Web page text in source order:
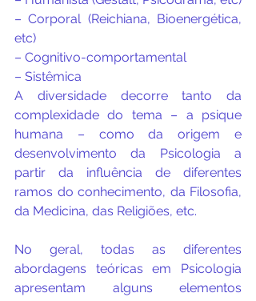
– Corporal (Reichiana, Bioenergética,
etc)
– Cognitivo-comportamental
– Sistêmica
A diversidade decorre tanto da
complexidade do tema – a psique
humana – como da origem e
desenvolvimento da Psicologia a
partir da influência de diferentes
ramos do conhecimento, da Filosofia,
da Medicina, das Religiões, etc.
No geral, todas as diferentes
abordagens teóricas em Psicologia
apresentam alguns elementos